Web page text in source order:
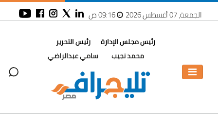
الجمعة، 07 أغسطس 2026 09:16 ص
رئيس مجلس الإدارة
محمد نجيب
رئيس التحرير
سامي عبدالراضي